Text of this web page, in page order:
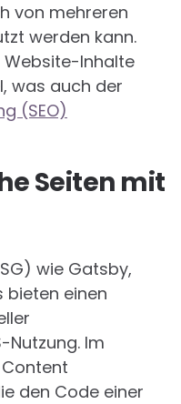
von mehreren
werden kann.
Website-Inhalte
was auch der
(SEO)
Seiten mit
wie Gatsby,
bieten einen
Nutzung. Im
den Code einer